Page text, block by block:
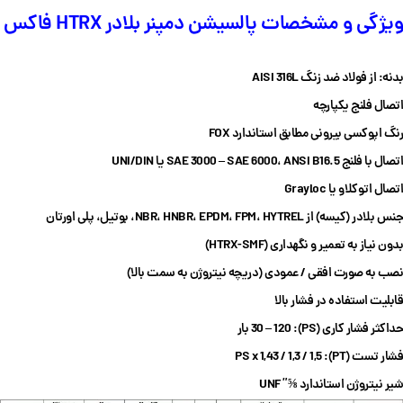
ویژگی و مشخصاتپالسیشن دمپنر بلادرHTRX فاکس
بدنه: از فولاد ضد زنگAISI 316L
اتصال فلنج یکپارچه
رنگ اپوکسی بیرونی مطابق استاندارد
اتصال با فلنجSAE 3000 – SAE 6000 ،ANSI B16.5 یاUNI/DIN
اتصال اتوکلاو یا
جنس بلادر (کیسه) ازNBR ،HNBR،EPDM،FPM،HYTREL
، بوتیل، پلی اورتان
بدون نیاز به تعمیر و نگهداری(HTRX-SMF)
نصب به صورت افقی / عمودی (دریچه نیتروژن به سمت بالا)
قابلیت استفاده در فشار بالا
حداکثر فشار کاری(PS): 30 – 120
بار
فشار تست(PT): PS x 1,43 / 1,3 / 1,5
شیر نیتروژن استاندارد⅝” UNF